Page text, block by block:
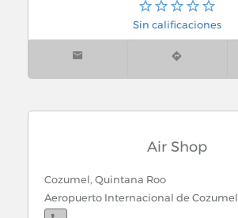
Sin calificaciones
Air Shop
Cozumel, Quintana Roo
Aeropuerto Internacional de Cozumel